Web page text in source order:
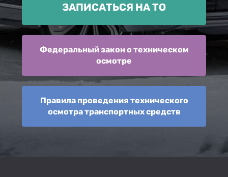
ЗАПИСАТЬСЯ НА ТО
Федеральный закон о техническом
осмотре
Правила проведения технического
осмотра транспортных средств